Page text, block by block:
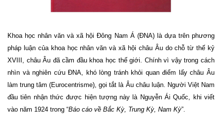
Khoa học nhân văn và xã hội Đông Nam Á (ĐNA) là dựa trên phương
pháp luận của khoa học nhân văn và xã hội châu Âu do chỗ từ thế kỷ
XVIII, châu Âu đã cầm đầu khoa học thế giới. Chính vì vậy trong cách
nhìn và nghiên cứu ĐNA, khó lòng tránh khỏi quan điểm lấy châu Âu
làm trung tâm (Eurocentrisme), gọi tắt là Âu châu luận. Người Việt Nam
đầu tiên nhận thức được hiện tượng này là Nguyễn Ái Quốc, khi viết
vào năm 1924 trong “Báo cáo về Bắc Kỳ, Trung Kỳ, Nam Kỳ”.